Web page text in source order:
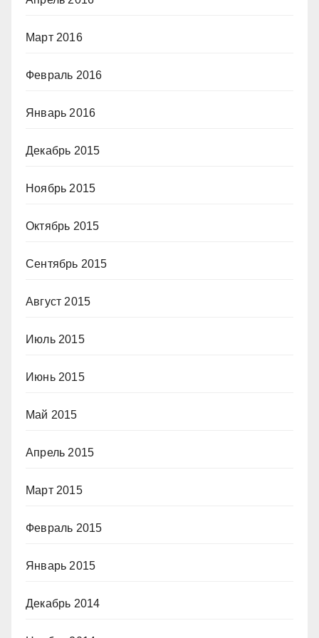
Март 2016
Февраль 2016
Январь 2016
Декабрь 2015
Ноябрь 2015
Октябрь 2015
Сентябрь 2015
Август 2015
Июль 2015
Июнь 2015
Май 2015
Апрель 2015
Март 2015
Февраль 2015
Январь 2015
Декабрь 2014